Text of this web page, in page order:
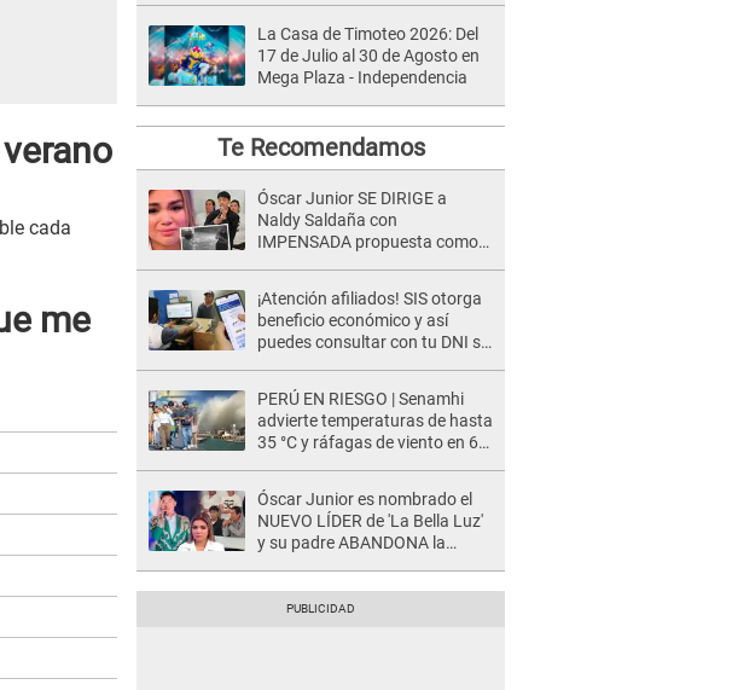
cada
me
La Casa de Timoteo 2026: Del
17 de Julio al 30 de Agosto en
Mega Plaza - Independencia
Te Recomendamos
Óscar Junior SE DIRIGE a
Naldy Saldaña con
IMPENSADA propuesta como
¡Atención afiliados! SIS otorga
beneficio económico y así
puedes consultar con tu DNI si
PERÚ EN RIESGO | Senamhi
advierte temperaturas de hasta
35 °C y ráfagas de viento en 6
Óscar Junior es nombrado el
NUEVO LÍDER de 'La Bella Luz'
y su padre ABANDONA la